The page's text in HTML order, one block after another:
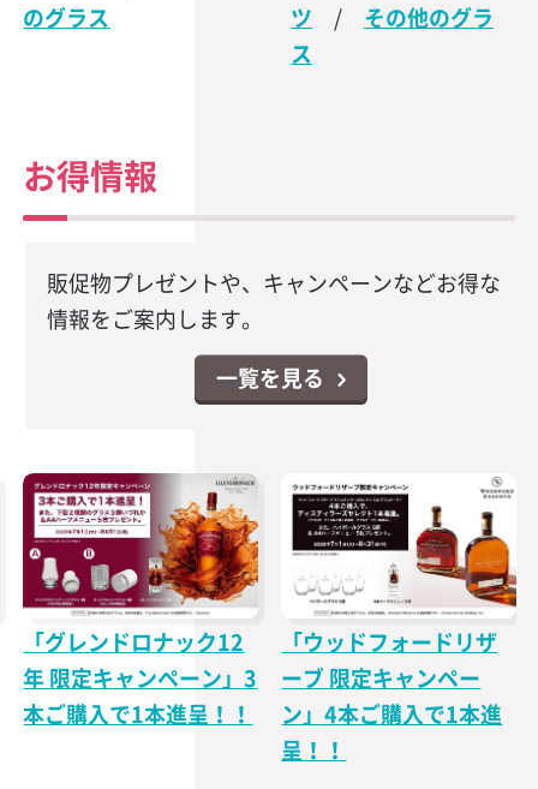
のグラス
ツ
/
その他のグラ
ス
お得情報
販促物プレゼントや、キャンペーンなどお得な
情報をご案内します。
一覧を見る
「グレンドロナック12
年 限定キャンペーン」3
本ご購入で1本進呈！！
「ウッドフォードリザ
ーブ 限定キャンペー
ン」4本ご購入で1本進
呈！！